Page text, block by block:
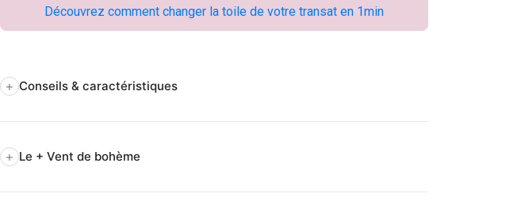
Découvrez comment changer la toile de votre transat en 1min
+ Conseils & caractéristiques
+ Le + Vent de bohème